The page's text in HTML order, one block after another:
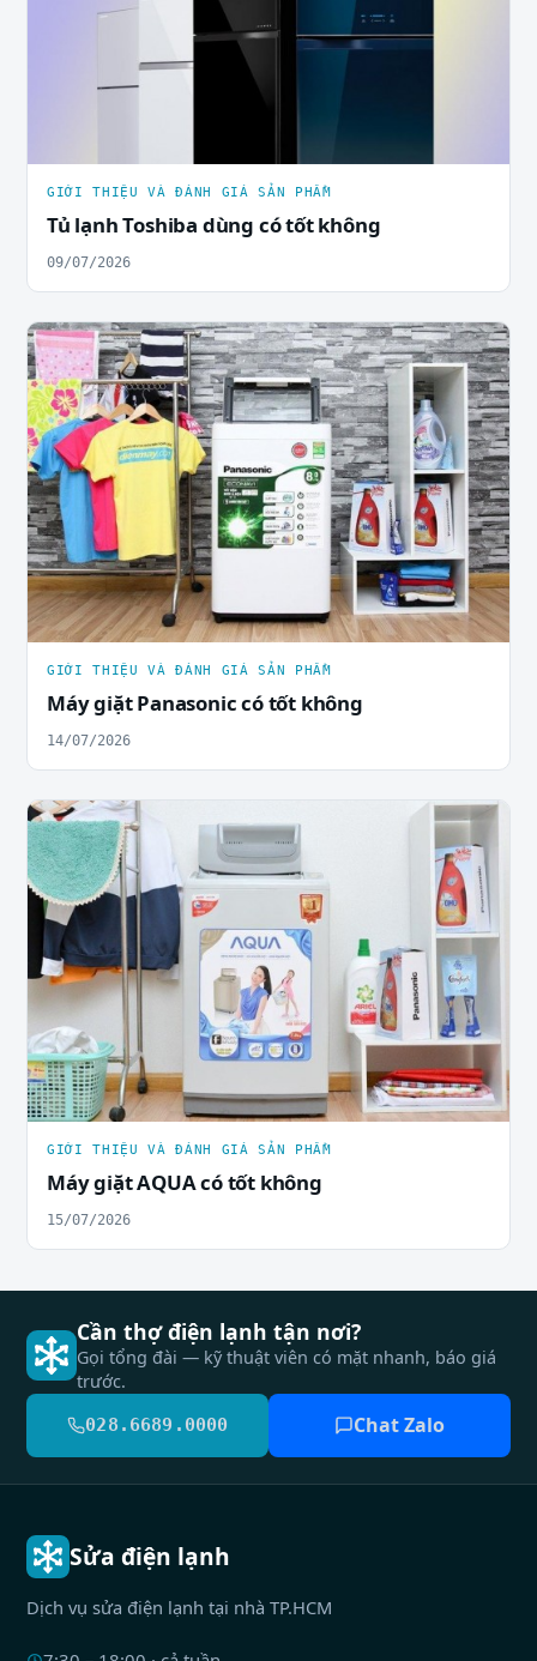
GIỚI THIỆU VÀ ĐÁNH GIÁ SẢN PHẨM
Tủ lạnh Toshiba dùng có tốt không
09/07/2026
GIỚI THIỆU VÀ ĐÁNH GIÁ SẢN PHẨM
Máy giặt Panasonic có tốt không
14/07/2026
GIỚI THIỆU VÀ ĐÁNH GIÁ SẢN PHẨM
Máy giặt AQUA có tốt không
15/07/2026
Cần thợ điện lạnh tận nơi?
Gọi tổng đài — kỹ thuật viên có mặt nhanh, báo giá
trước.
028.6689.0000 Chat Zalo
Sửa điện lạnh
Dịch vụ sửa điện lạnh tại nhà TP.HCM